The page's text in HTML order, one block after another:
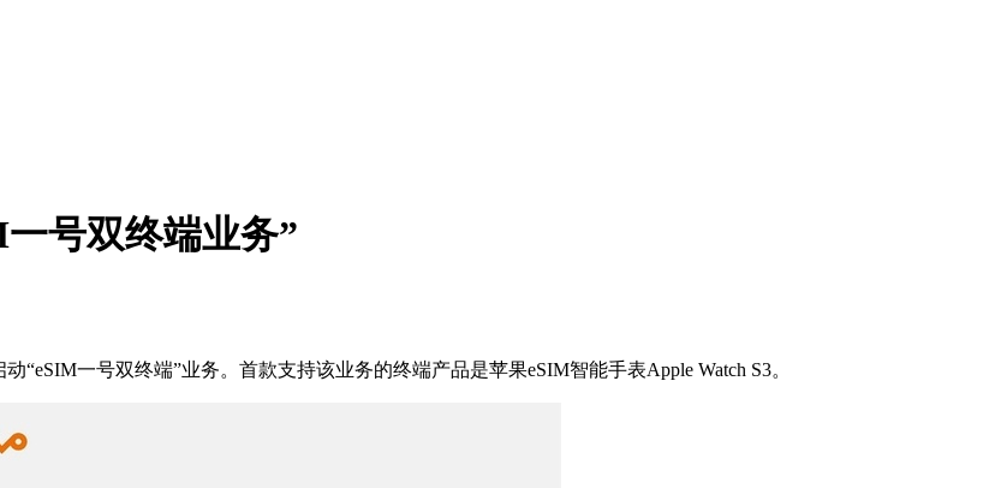
号双终端业务”
一号双终端”业务。首款支持该业务的终端产品是苹果eSIM智能手表Apple Watch S3。